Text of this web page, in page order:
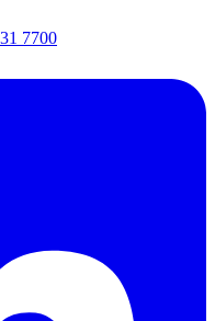
7700